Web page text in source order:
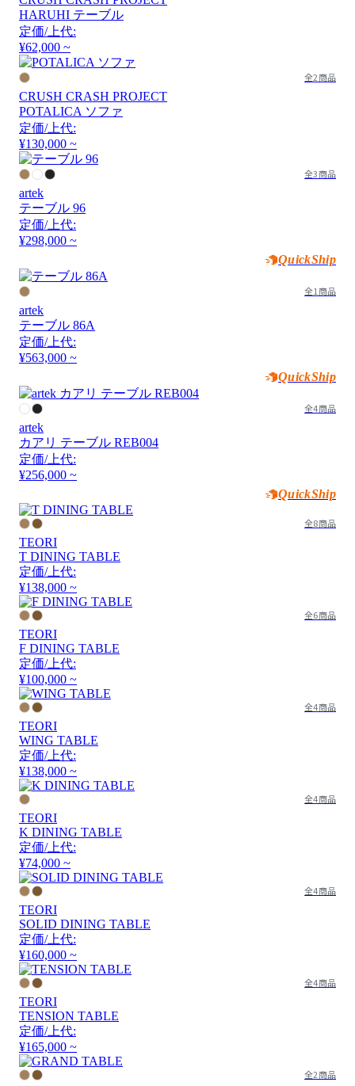
HARUHI テーブル
定価/上代:
¥62,000 ~
全2商品
CRUSH CRASH PROJECT
POTALICA ソファ
定価/上代:
¥130,000 ~
全3商品
artek
テーブル 96
定価/上代:
¥298,000 ~
QuickShip
全1商品
artek
テーブル 86A
定価/上代:
¥563,000 ~
QuickShip
全4商品
artek
カアリ テーブル REB004
定価/上代:
¥256,000 ~
QuickShip
全8商品
TEORI
T DINING TABLE
定価/上代:
¥138,000 ~
全6商品
TEORI
F DINING TABLE
定価/上代:
¥100,000 ~
全4商品
TEORI
WING TABLE
定価/上代:
¥138,000 ~
全4商品
TEORI
K DINING TABLE
定価/上代:
¥74,000 ~
全4商品
TEORI
SOLID DINING TABLE
定価/上代:
¥160,000 ~
全4商品
TEORI
TENSION TABLE
定価/上代:
¥165,000 ~
全2商品